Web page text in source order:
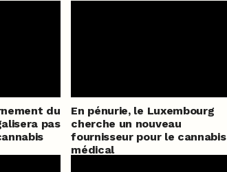
du
pas
En pénurie, le Luxembourg
cherche un nouveau
fournisseur pour le cannabis
médical